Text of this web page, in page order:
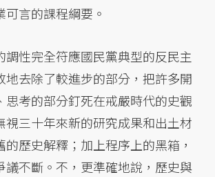
言的課程綱要。
調性完全符應國民黨典型的反民主
地去除了較進步的部分，把許多開
思考的部分釘死在戒嚴時代的史觀
視三十年來新的研究成果和出土材
歷史解釋；加上程序上的黑箱，
議不斷。不，更準確地說，歷史與